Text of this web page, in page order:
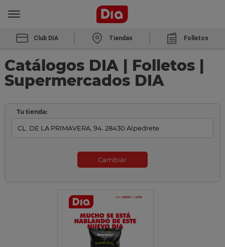
Club DIA Tiendas Folletos
Catálogos DIA | Folletos |
Supermercados DIA
Tu tienda:
Cambiar